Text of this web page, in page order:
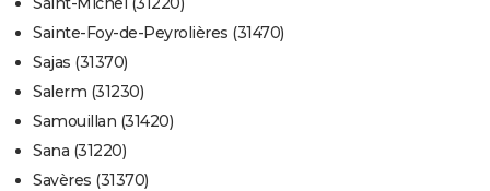
Sainte-Foy-de-Peyrolières (31470)
Sajas (31370)
Salerm (31230)
Samouillan (31420)
Sana (31220)
Savères (31370)